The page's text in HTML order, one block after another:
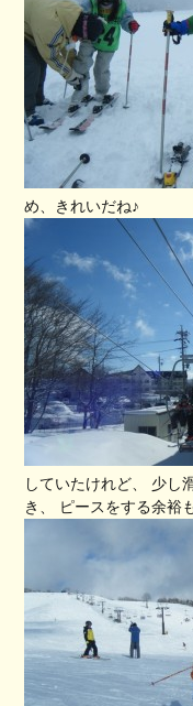
め、きれいだね♪
していたけれど、 少し
き、 ピースをする余裕